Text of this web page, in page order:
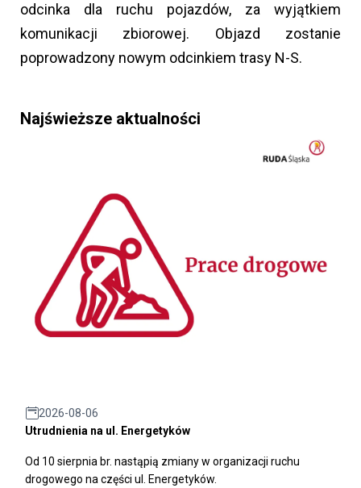
odcinka dla ruchu pojazdów, za wyjątkiem
komunikacji zbiorowej. Objazd zostanie
poprowadzony nowym odcinkiem trasy N-S.
Najświeższe aktualności
2026-08-06
Utrudnienia na ul. Energetyków
Od 10 sierpnia br. nastąpią zmiany w organizacji ruchu
drogowego na części ul. Energetyków.